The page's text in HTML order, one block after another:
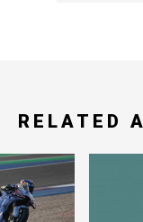
RELATED